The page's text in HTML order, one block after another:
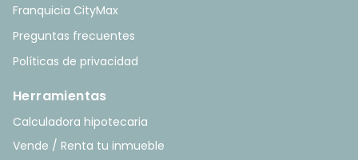
Franquicia CityMax
Preguntas frecuentes
Políticas de privacidad
Herramientas
Calculadora hipotecaria
Vende / Renta tu inmueble